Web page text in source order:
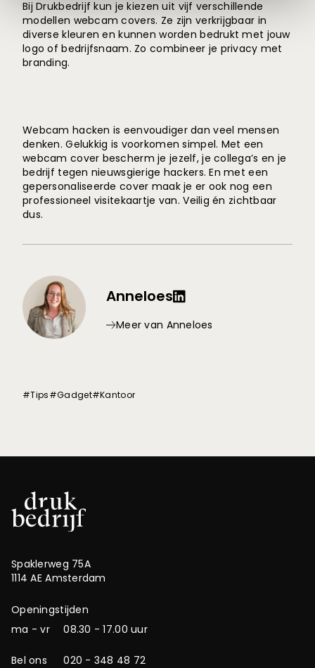
Bij Drukbedrijf kun je kiezen uit vijf verschillende
modellen webcam covers. Ze zijn verkrijgbaar in
diverse kleuren en kunnen worden bedrukt met jouw
logo of bedrijfsnaam. Zo combineer je privacy met
branding.
Webcam hacken is eenvoudiger dan veel mensen
denken. Gelukkig is voorkomen simpel. Met een
webcam cover bescherm je jezelf, je collega’s en je
bedrijf tegen nieuwsgierige hackers. En met een
gepersonaliseerde cover maak je er ook nog een
professioneel visitekaartje van. Veilig én zichtbaar
dus.
Anneloes
Meer van Anneloes
#Tips#Gadget#Kantoor
Spaklerweg 75A
1114 AE Amsterdam
Openingstijden
ma - vr
08.30 - 17.00 uur
Bel ons
020 - 348 48 72